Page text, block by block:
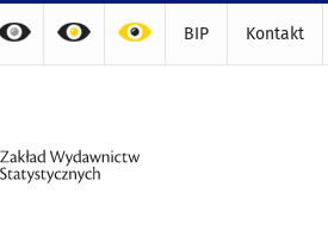
BIP Kontakt